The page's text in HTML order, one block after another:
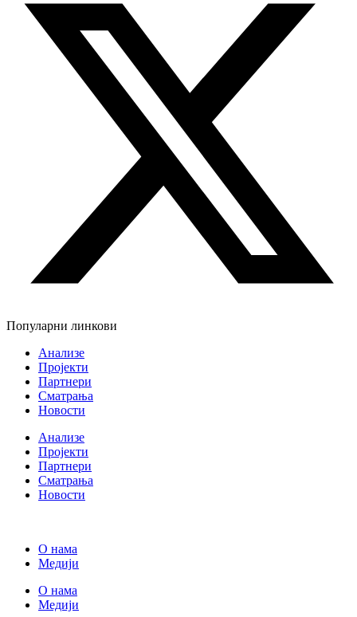
Популарни линкови
Анализе
Пројекти
Партнери
Сматрања
Новости
Анализе
Пројекти
Партнери
Сматрања
Новости
О нама
Медији
О нама
Медији